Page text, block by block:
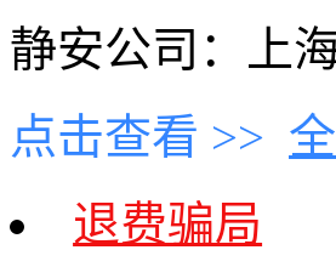
静安公司：上
点击查看 >>
退费骗局